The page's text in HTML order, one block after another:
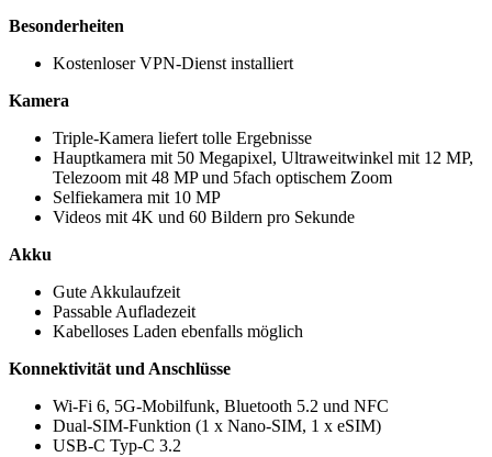
Besonderheiten
Kostenloser VPN-Dienst installiert
Kamera
Triple-Kamera liefert tolle Ergebnisse
Hauptkamera mit 50 Megapixel, Ultraweitwinkel mit 12 MP,
Telezoom mit 48 MP und 5fach optischem Zoom
Selfiekamera mit 10 MP
Videos mit 4K und 60 Bildern pro Sekunde
Akku
Gute Akkulaufzeit
Passable Aufladezeit
Kabelloses Laden ebenfalls möglich
Konnektivität und Anschlüsse
Wi-Fi 6, 5G-Mobilfunk, Bluetooth 5.2 und NFC
Dual-SIM-Funktion (1 x Nano-SIM, 1 x eSIM)
USB-C Typ-C 3.2